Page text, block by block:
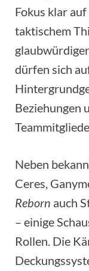
Fokus klar
taktischem
dürfen sich
Beziehungen
Neben
Ceres,
Reborn auch
– einige
Rollen. Die